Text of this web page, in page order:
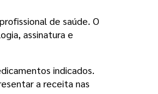
de saúde. O
assinatura e
indicados.
a receita nas